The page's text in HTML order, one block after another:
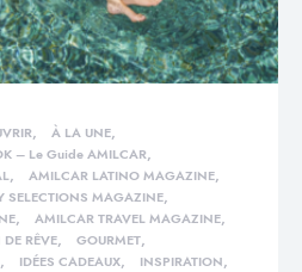
À LA UNE
– Le Guide AMILCAR
AMILCAR LATINO MAGAZINE
SELECTIONS MAGAZINE
AMILCAR TRAVEL MAGAZINE
RÊVE
GOURMET
IDÉES CADEAUX
INSPIRATION